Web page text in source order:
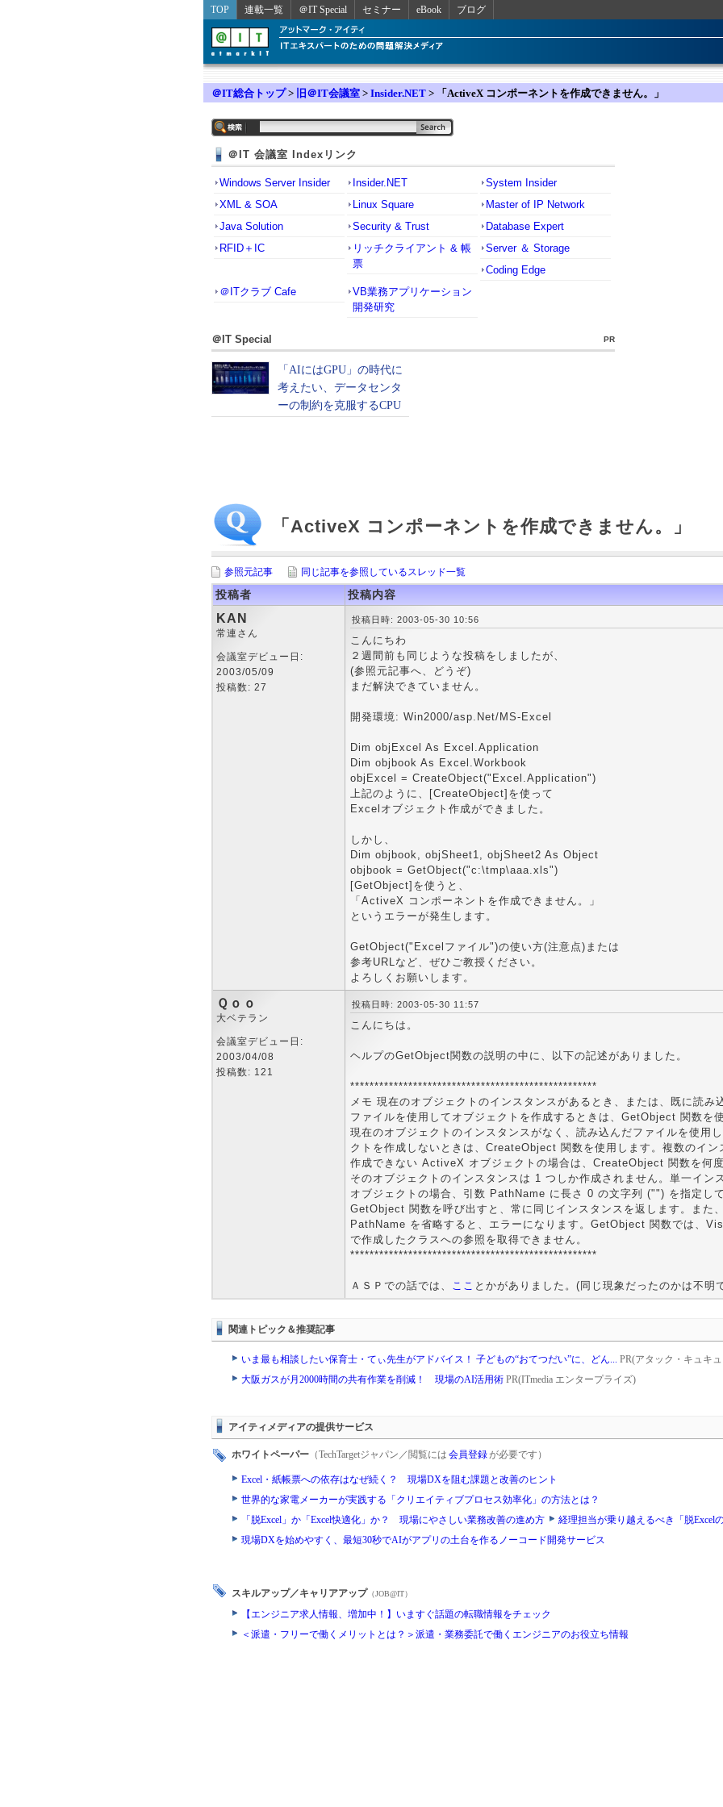
TOP 連載一覧 ＠IT Special セミナー eBook ブログ
＠IT総合トップ> 旧＠IT会議室 > Insider.NET > 「ActiveX コンポーネントを作成できません。」
＠IT 会議室 Indexリンク
Windows Server Insider Insider.NET
System Insider
XML & SOA
Linux Square
Master of IP Network
Java Solution
Security & Trust
Database Expert
RFID＋IC
リッチクライアント & 帳
票
Server ＆ Storage
Coding Edge
＠ITクラブ Cafe
VB業務アプリケーション
開発研究
＠IT Special PR
「ActiveX コンポーネントを作成できません。」
参照元記事 同じ記事を参照しているスレッド一覧
投稿者 投稿内容
KAN
常連さん
会議室デビュー日:
2003/05/09
投稿数: 27
投稿日時: 2003-05-30 10:56
こんにちわ
２週間前も同じような投稿をしましたが、
(参照元記事へ、どうぞ)
まだ解決できていません。
開発環境: Win2000/asp.Net/MS-Excel
Dim objExcel As Excel.Application
Dim objbook As Excel.Workbook
objExcel = CreateObject("Excel.Application")
上記のように、[CreateObject]を使って
Excelオブジェクト作成ができました。
しかし、
Dim objbook, objSheet1, objSheet2 As Object
objbook = GetObject("c:\tmp\aaa.xls")
[GetObject]を使うと、
「ActiveX コンポーネントを作成できません。」
というエラーが発生します。
GetObject("Excelファイル")の使い方(注意点)または
参考URLなど、ぜひご教授ください。
よろしくお願いします。
Ｑｏｏ
大ベテラン
会議室デビュー日:
2003/04/08
投稿数: 121
投稿日時: 2003-05-30 11:57
こんにちは。
ヘルプのGetObject関数の説明の中に、以下の記述がありました。
***************************************************
メモ 現在のオブジェクトのインスタンスがあるとき、または、既に読み
ファイルを使用してオブジェクトを作成するときは、GetObject 関数を
現在のオブジェクトのインスタンスがなく、読み込んだファイルを使用
クトを作成しないときは、CreateObject 関数を使用します。複数のイン
作成できない ActiveX オブジェクトの場合は、CreateObject 関数を何
そのオブジェクトのインスタンスは 1 つしか作成されません。単一イン
オブジェクトの場合、引数 PathName に長さ 0 の文字列 ("") を指定し
GetObject 関数を呼び出すと、常に同じインスタンスを返します。また
PathName を省略すると、エラーになります。GetObject 関数では、
で作成したクラスへの参照を取得できません。
***************************************************
ＡＳＰでの話では、 ここ とかがありました。(同じ現象だったのかは不明
関連トピック＆推奨記事
いま最も相談したい保育士・てぃ先生がアドバイス！ 子どもの“おてつだい”に、どん... PR(アタック・キュキ
大阪ガスが月2000時間の共有作業を削減！ 現場のAI活用術 PR(ITmedia エンタープライズ)
アイティメディアの提供サービス
ホワイトペーパー （TechTargetジャパン／閲覧には 会員登録が必要です）
Excel・紙帳票への依存はなぜ続く？ 現場DXを阻む課題と改善のヒント
世界的な家電メーカーが実践する「クリエイティブプロセス効率化」の方法とは？
「脱Excel」か「Excel快適化」か？ 現場にやさしい業務改善の進め方
経理担当が乗り越えるべき「脱Excel
現場DXを始めやすく、最短30秒でAIがアプリの土台を作るノーコード開発サービス
スキルアップ／キャリアアップ （JOB@IT）
【エンジニア求人情報、増加中！】いますぐ話題の転職情報をチェック
＜派遣・フリーで働くメリットとは？＞派遣・業務委託で働くエンジニアのお役立ち情報